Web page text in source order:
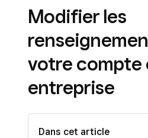
Modifier les
votre compte
entreprise
Dans cet article